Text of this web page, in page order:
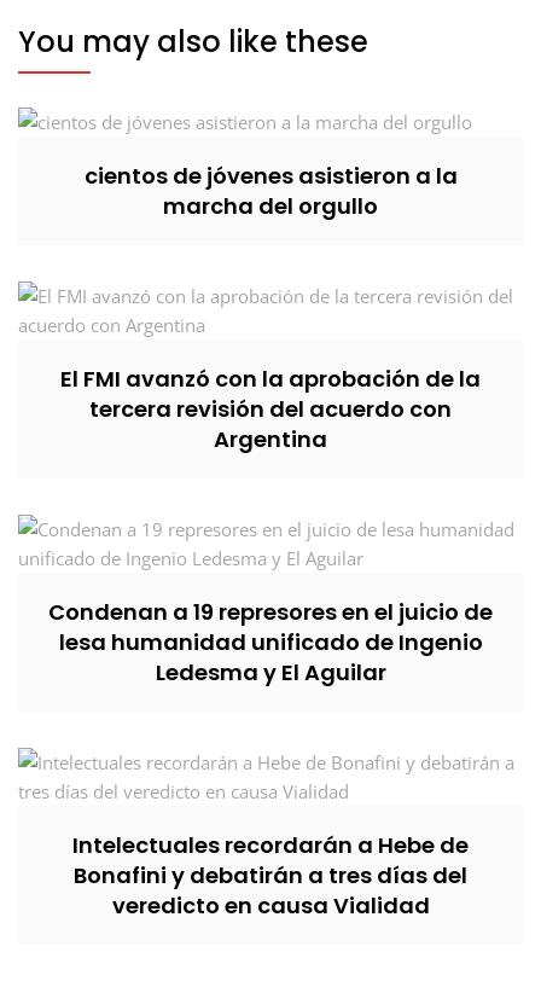
You may also like these
cientos de jóvenes asistieron a la
marcha del orgullo
El FMI avanzó con la aprobación de la
tercera revisión del acuerdo con
Argentina
Condenan a 19 represores en el juicio de
lesa humanidad unificado de Ingenio
Ledesma y El Aguilar
Intelectuales recordarán a Hebe de
Bonafini y debatirán a tres días del
veredicto en causa Vialidad